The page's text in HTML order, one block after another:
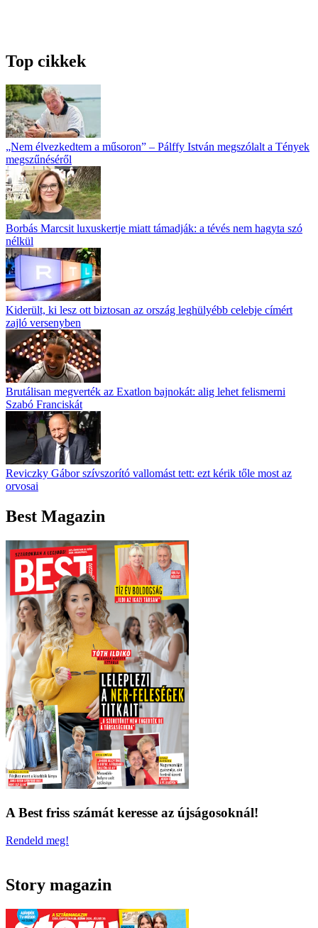
Top cikkek
„Nem élvezkedtem a műsoron” – Pálffy István megszólalt a Tények
megszűnéséről
Borbás Marcsit luxuskertje miatt támadják: a tévés nem hagyta szó
nélkül
Kiderült, ki lesz ott biztosan az ország leghülyébb celebje címért
zajló versenyben
Brutálisan megverték az Exatlon bajnokát: alig lehet felismerni
Szabó Franciskát
Reviczky Gábor szívszorító vallomást tett: ezt kérik tőle most az
orvosai
Best Magazin
A Best friss számát keresse az újságosoknál!
Rendeld meg!
Story magazin